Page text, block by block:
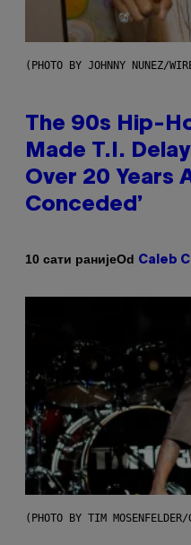
(PHOTO BY JOHNNY NUNEZ/
The 90s Hip-
Made T.I.
Over 20 Years
Conceded’
10 сати ранијеOd Caleb
(PHOTO BY TIM